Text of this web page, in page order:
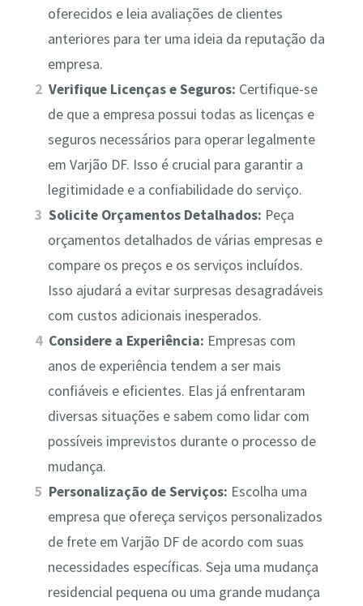
oferecidos e leia avaliações de clientes
anteriores para ter uma ideia da reputação da
empresa.
Verifique Licenças e Seguros: Certifique-se
de que a empresa possui todas as licenças e
seguros necessários para operar legalmente
em Varjão DF. Isso é crucial para garantir a
legitimidade e a confiabilidade do serviço.
Solicite Orçamentos Detalhados: Peça
orçamentos detalhados de várias empresas e
compare os preços e os serviços incluídos.
Isso ajudará a evitar surpresas desagradáveis
com custos adicionais inesperados.
Considere a Experiência: Empresas com
anos de experiência tendem a ser mais
confiáveis e eficientes. Elas já enfrentaram
diversas situações e sabem como lidar com
possíveis imprevistos durante o processo de
mudança.
Personalização de Serviços: Escolha uma
empresa que ofereça serviços personalizados
de frete em Varjão DF de acordo com suas
necessidades específicas. Seja uma mudança
residencial pequena ou uma grande mudança